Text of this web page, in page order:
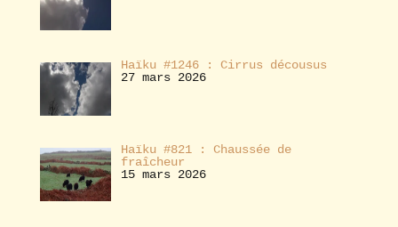
Haïku #1246 : Cirrus décousus
27 mars 2026
Haïku #821 : Chaussée de
fraîcheur
15 mars 2026